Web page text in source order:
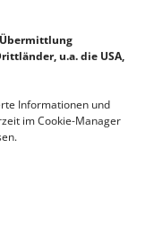
u.a. die USA,
Informationen und
im Cookie-Manager